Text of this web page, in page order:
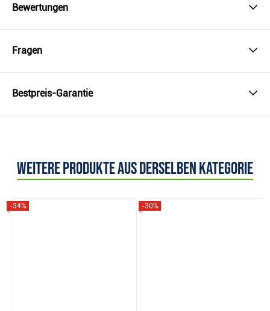
Bewertungen
Fragen
Bestpreis-Garantie
Weitere Produkte aus derselben Kategorie
-34% -30%